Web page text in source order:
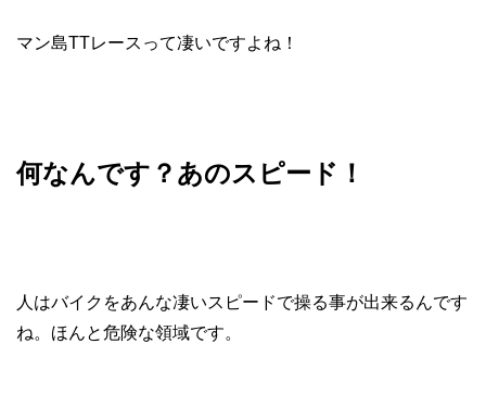
マン島TTレースって凄いですよね！
何なんです？あのスピード！
人はバイクをあんな凄いスピードで操る事が出来るんです
ね。ほんと危険な領域です。